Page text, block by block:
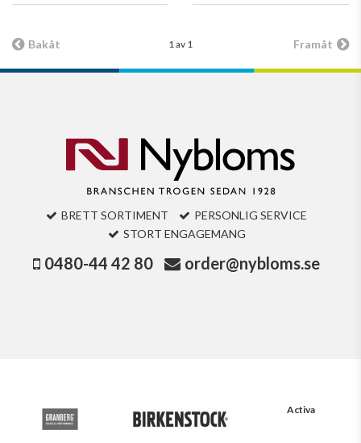
Bakåt 1 av 1 Framåt
BRETT SORTIMENT
PERSONLIG SERVICE
STORT ENGAGEMANG
0480-44 42 80 order@nybloms.se
Activa